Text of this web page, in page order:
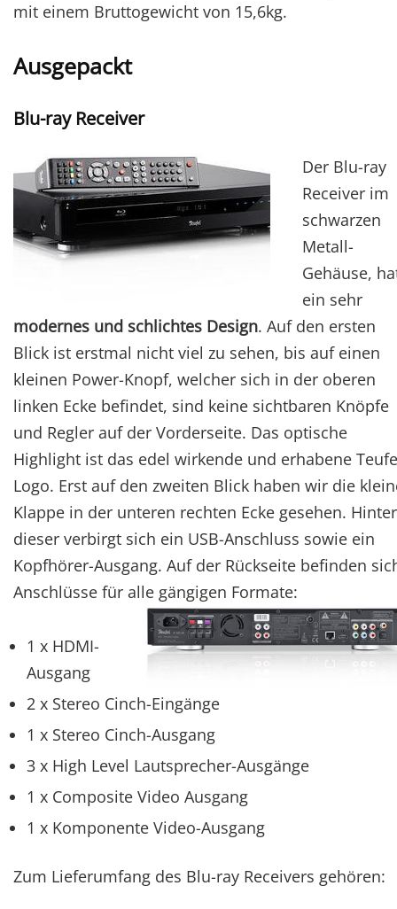
mit einem Bruttogewicht von 15,6kg.
Ausgepackt
Blu-ray Receiver
Der Blu-ray
Receiver im
schwarzen
Metall-
Gehäuse,
ein sehr
modernes und schlichtes Design. Auf den ersten
Blick ist erstmal nicht viel zu sehen, bis auf einen
kleinen Power-Knopf, welcher sich in der oberen
linken Ecke befindet, sind keine sichtbaren Knöpfe
und Regler auf der Vorderseite. Das optische
Highlight ist das edel wirkende und erhabene
Logo. Erst auf den zweiten Blick haben wir die
Klappe in der unteren rechten Ecke gesehen. Hinter
dieser verbirgt sich ein USB-Anschluss sowie ein
Kopfhörer-Ausgang. Auf der Rückseite befinden
Anschlüsse für alle gängigen Formate:
1 x HDMI-
Ausgang
2 x Stereo Cinch-Eingänge
1 x Stereo Cinch-Ausgang
3 x High Level Lautsprecher-Ausgänge
1 x Composite Video Ausgang
1 x Komponente Video-Ausgang
Zum Lieferumfang des Blu-ray Receivers gehören: